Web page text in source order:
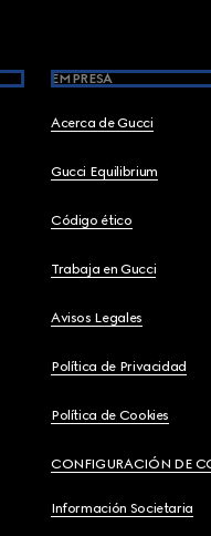
EMPRESA
Acerca de Gucci
Gucci Equilibrium
Código ético
Trabaja en Gucci
Avisos Legales
Política de Privacidad
Política de Cookies
CONFIGURACIÓN DE
Información Societaria